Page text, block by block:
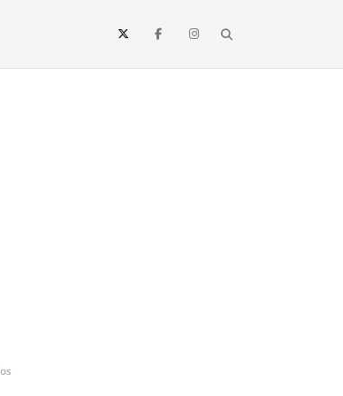
estado de Roraima. Fique sempre informado